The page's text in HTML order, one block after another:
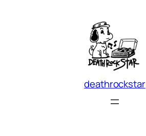
deathrockstar